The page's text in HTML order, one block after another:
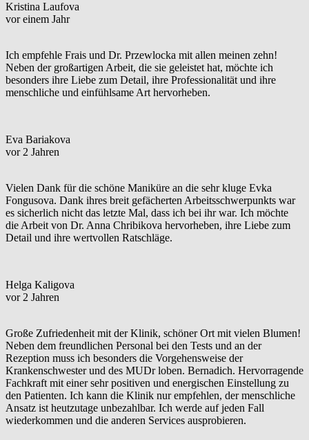
Kristina Laufova
vor einem Jahr
Ich empfehle Frais und Dr. Przewlocka mit allen meinen zehn!
Neben der großartigen Arbeit, die sie geleistet hat, möchte ich
besonders ihre Liebe zum Detail, ihre Professionalität und ihre
menschliche und einfühlsame Art hervorheben.
Eva Bariakova
vor 2 Jahren
Vielen Dank für die schöne Maniküre an die sehr kluge Evka
Fongusova. Dank ihres breit gefächerten Arbeitsschwerpunkts war
es sicherlich nicht das letzte Mal, dass ich bei ihr war. Ich möchte
die Arbeit von Dr. Anna Chribikova hervorheben, ihre Liebe zum
Detail und ihre wertvollen Ratschläge.
Helga Kaligova
vor 2 Jahren
Große Zufriedenheit mit der Klinik, schöner Ort mit vielen Blumen!
Neben dem freundlichen Personal bei den Tests und an der
Rezeption muss ich besonders die Vorgehensweise der
Krankenschwester und des MUDr loben. Bernadich. Hervorragende
Fachkraft mit einer sehr positiven und energischen Einstellung zu
den Patienten. Ich kann die Klinik nur empfehlen, der menschliche
Ansatz ist heutzutage unbezahlbar. Ich werde auf jeden Fall
wiederkommen und die anderen Services ausprobieren.